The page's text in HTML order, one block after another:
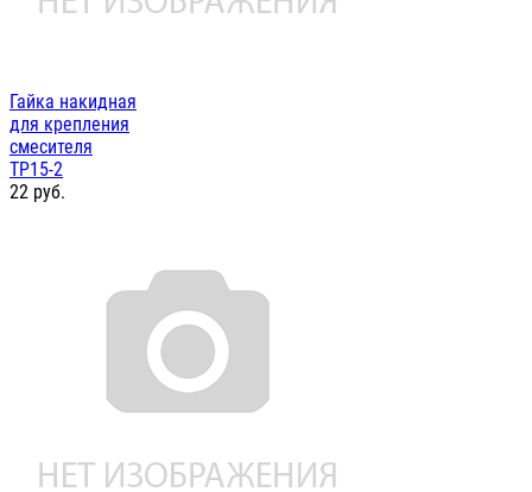
Гайка накидная
для крепления
смесителя
ТР15-2
22 руб.